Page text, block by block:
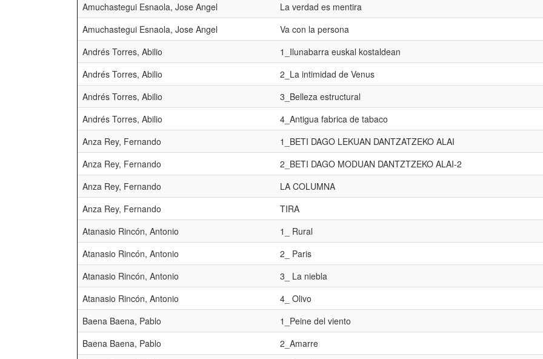
Amuchastegui Esnaola, Jose Angel
La verdad es mentira
Amuchastegui Esnaola, Jose Angel
Va con la persona
Andrés Torres, Abilio
1_Ilunabarra euskal kostaldean
Andrés Torres, Abilio
2_La intimidad de Venus
Andrés Torres, Abilio
3_Belleza estructural
Andrés Torres, Abilio
4_Antigua fabrica de tabaco
Anza Rey, Fernando
1_BETI DAGO LEKUAN DANTZATZEKO ALAI
Anza Rey, Fernando
2_BETI DAGO MODUAN DANTZTZEKO ALAI-2
Anza Rey, Fernando
LA COLUMNA
Anza Rey, Fernando
TIRA
Atanasio Rincón, Antonio
1_ Rural
Atanasio Rincón, Antonio
2_ Paris
Atanasio Rincón, Antonio
3_ La niebla
Atanasio Rincón, Antonio
4_ Olivo
Baena Baena, Pablo
1_Peine del viento
Baena Baena, Pablo
2_Amarre